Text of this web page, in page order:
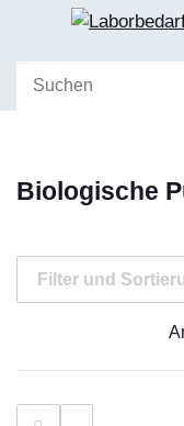
Biologische
Filter und